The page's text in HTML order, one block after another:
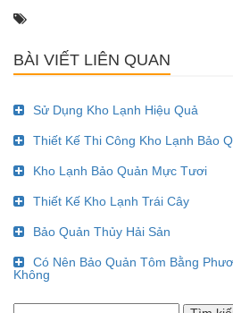
BÀI VIẾT LIÊN QUAN
Sử Dụng Kho Lạnh Hiệu Quả
Thiết Kế Thi Công Kho Lạnh Bảo
Kho Lạnh Bảo Quản Mực Tươi
Thiết Kế Kho Lạnh Trái Cây
Bảo Quản Thủy Hải Sản
Có Nên Bảo Quản Tôm Bằng
Không